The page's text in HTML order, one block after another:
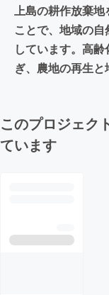
上島の耕作放棄
ことで、地域の
しています。高
ぎ、農地の再生と
このプロジェク
ています